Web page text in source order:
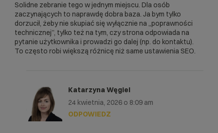
Solidne zebranie tego w jednym miejscu. Dla osób
zaczynających to naprawdę dobra baza. Ja bym tylko
dorzucił, żeby nie skupiać się wyłącznie na „poprawności
technicznej”, tylko też na tym, czy strona odpowiada na
pytanie użytkownika i prowadzi go dalej (np. do kontaktu).
To często robi większą różnicę niż same ustawienia SEO.
Katarzyna Węgiel
24 kwietnia, 2026 o 8:09 am
ODPOWIEDZ